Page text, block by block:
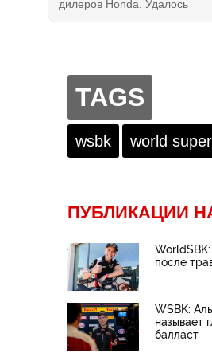
дилеров Honda. Удалось
оговорок. И, возможно,
всего на данный момент, что
можно было бы
как первый мотоцикл!
TAGS
wsbk world
ПУБЛИКАЦИИ
после
WSBK:
называет
балласт